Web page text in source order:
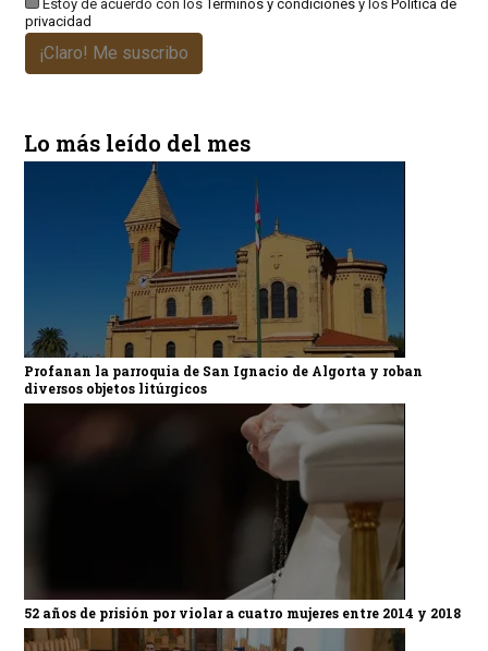
Estoy de acuerdo con losTérminos y condicionesy los Política de
privacidad
¡Claro! Me suscribo
Lo más leído del mes
Profanan la parroquia de San Ignacio de Algorta y roban
diversos objetos litúrgicos
52 años de prisión por violar a cuatro mujeres entre 2014 y 2018